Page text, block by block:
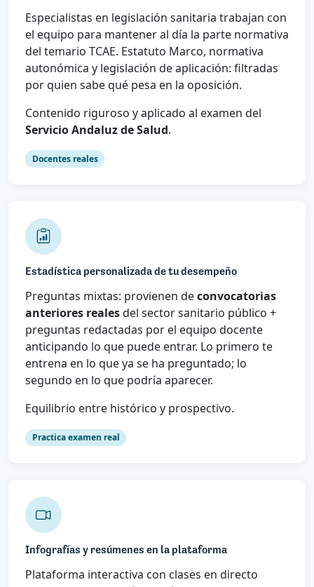
Especialistas en legislación sanitaria trabajan con
el equipo para mantener al día la parte normativa
del temario TCAE. Estatuto Marco, normativa
autonómica y legislación de aplicación: filtradas
por quien sabe qué pesa en la oposición.
Contenido riguroso y aplicado al examen del
Servicio Andaluz de Salud.
Docentes reales
Estadística personalizada de tu desempeño
Preguntas mixtas: provienen deconvocatorias
anteriores realesdel sector sanitario público +
preguntas redactadas por el equipo docente
anticipando lo que puede entrar. Lo primero te
entrena en lo que ya se ha preguntado; lo
segundo en lo que podría aparecer.
Equilibrio entre histórico y prospectivo.
Practica examen real
Infografías y resúmenes en la plataforma
Plataforma interactiva con clases en directo